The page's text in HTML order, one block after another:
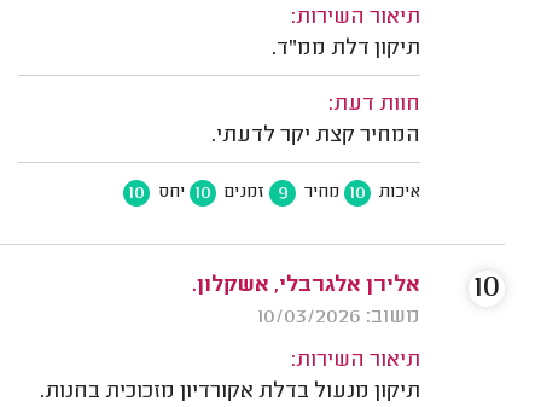
תיאור השירות:
תיקון דלת ממ"ד.
חוות דעת:
המחיר קצת יקר לדעתי.
איכות 10 מחיר 9 זמנים 10 יחס 10
אלירן אלגרבלי, אשקלון.
משוב: 10/03/2026
תיאור השירות:
תיקון מנעול בדלת אקורדיון מזכוכית בחנות.
10